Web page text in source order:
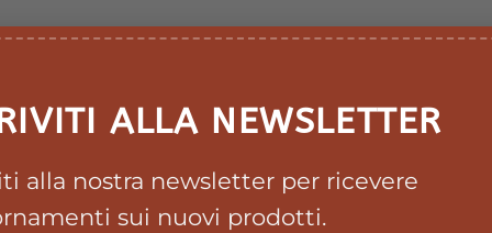
ALLA NEWSLETTER
alla nostra newsletter per ricevere
sui nuovi prodotti.